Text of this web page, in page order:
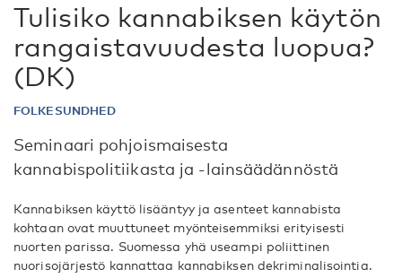
Tulisiko kannabiksen käytön
rangaistavuudesta luopua?
(DK)
FOLKESUNDHED
Seminaari pohjoismaisesta
kannabispolitiikasta ja -lainsäädännöstä
Kannabiksen käyttö lisääntyy ja asenteet kannabista
kohtaan ovat muuttuneet myönteisemmiksi erityisesti
nuorten parissa. Suomessa yhä useampi poliittinen
nuorisojärjestö kannattaa kannabiksen dekriminalisointia.